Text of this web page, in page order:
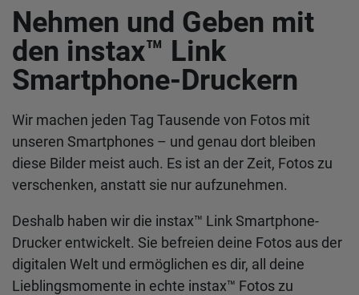
Nehmen und Geben mit
den instax™ Link
Smartphone-Druckern
Wir machen jeden Tag Tausende von Fotos mit
unseren Smartphones – und genau dort bleiben
diese Bilder meist auch. Es ist an der Zeit, Fotos zu
verschenken, anstatt sie nur aufzunehmen.
Deshalb haben wir die instax™ Link Smartphone-
Drucker entwickelt. Sie befreien deine Fotos aus der
digitalen Welt und ermöglichen es dir, all deine
Lieblingsmomente in echte instax™ Fotos zu